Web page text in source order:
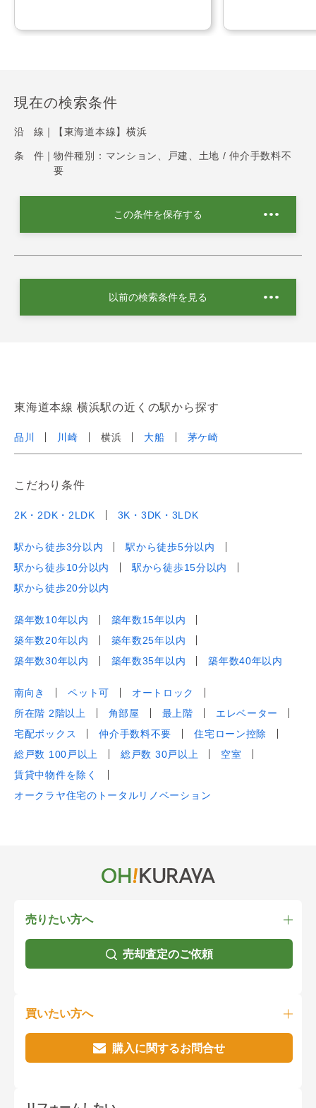
現在の検索条件
沿 線｜ 【東海道本線】横浜
条 件｜ 物件種別：マンション、戸建、土地 / 仲介手数料不
要
この条件を保存する
以前の検索条件を見る
東海道本線 横浜駅の近くの駅から探す
品川 川崎 横浜 大船 茅ケ崎
こだわり条件
2K・2DK・2LDK 3K・3DK・3LDK
駅から徒歩3分以内
駅から徒歩5分以内
駅から徒歩10分以内
駅から徒歩15分以内
駅から徒歩20分以内
築年数10年以内
築年数15年以内
築年数20年以内
築年数25年以内
築年数30年以内
築年数35年以内 築年数40年以内
南向き ペット可
オートロック
所在階 2階以上
角部屋 最上階
エレベーター
宅配ボックス
仲介手数料不要
住宅ローン控除
総戸数 100戸以上
総戸数 30戸以上
空室
賃貸中物件を除く
オークラヤ住宅のトータルリノベーション
売りたい方へ
売却査定のご依頼
買いたい方へ
購入に関するお問合せ